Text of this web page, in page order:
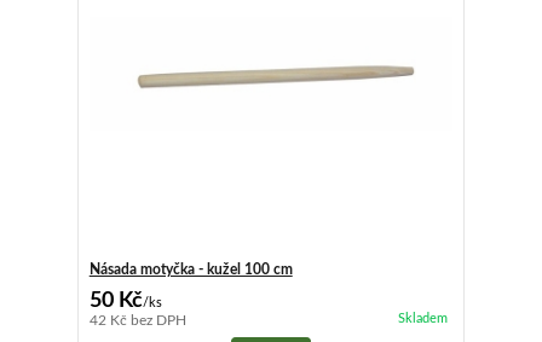
Násada motyčka - kužel 100 cm
50 Kč/ks
42 Kč bez DPH Skladem